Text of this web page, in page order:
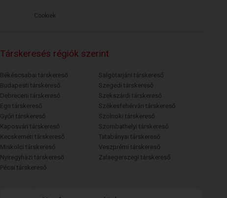
Cookiek
Társkeresés régiók szerint
Békéscsabai társkereső
Budapesti társkereső
Debreceni társkereső
Egri társkereső
Győri társkereső
Kaposvári társkereső
Kecskeméti társkereső
Miskolci társkereső
Nyíregyházi társkereső
Pécsi társkereső
Salgótarjáni társkereső
Szegedi társkereső
Szekszárdi társkereső
Székesfehérvári társkereső
Szolnoki társkereső
Szombathelyi társkereső
Tatabányai társkereső
Veszprémi társkereső
Zalaegerszegi társkereső